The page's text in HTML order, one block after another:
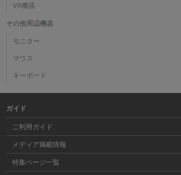
VR機器
その他周辺機器
モニター
マウス
キーボード
ガイド
ご利用ガイド
メディア掲載情報
特集ページ一覧